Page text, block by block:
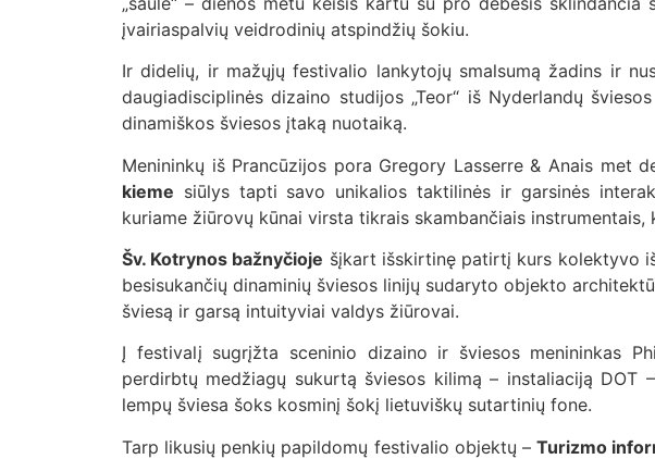
įvairiaspalvių veidrodinių atspindžių šokiu.
Ir didelių, ir mažųjų festivalio lankytojų smalsumą žadins ir
daugiadisciplinės dizaino studijos „Teor“ iš Nyderlandų
dinamiškos šviesos įtaką nuotaiką.
Menininkų iš Prancūzijos pora Gregory Lasserre & Anais met
kieme siūlys tapti savo unikalios taktilinės ir garsinės
kuriame žiūrovų kūnai virsta tikrais skambančiais
Šv. Kotrynos bažnyčioje šįkart išskirtinę patirtį kurs kolektyvo
besisukančių dinaminių šviesos linijų sudaryto objekto
šviesą ir garsą intuityviai valdys žiūrovai.
Į festivalį sugrįžta sceninio dizaino ir šviesos menininkas
perdirbtų medžiagų sukurtą šviesos kilimą – instaliaciją DOT
lempų šviesa šoks kosminį šokį lietuviškų sutartinių fone.
Tarp likusių penkių papildomų festivalio objektų –Turizmo